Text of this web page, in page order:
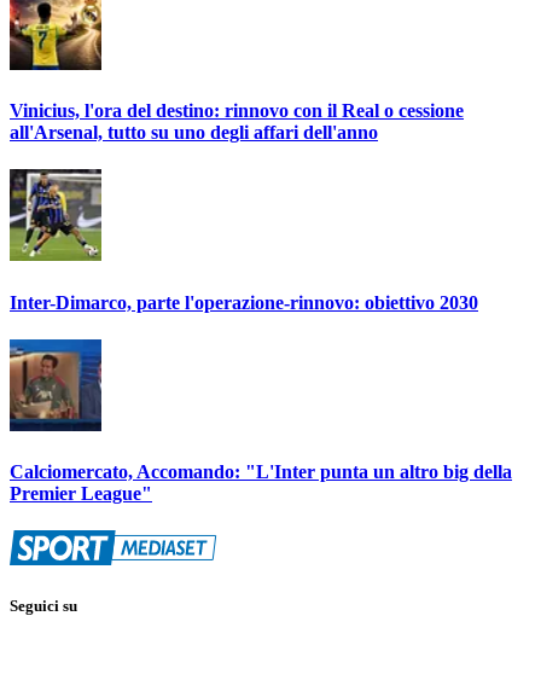
Vinicius, l'ora del destino: rinnovo con il Real o cessione
all'Arsenal, tutto su uno degli affari dell'anno
Inter-Dimarco, parte l'operazione-rinnovo: obiettivo 2030
Calciomercato, Accomando: "L'Inter punta un altro big della
Premier League"
Seguici su